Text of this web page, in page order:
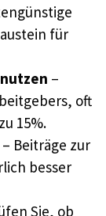
für
–
oft
15%.
– Beiträge zur
besser
Sie, ob